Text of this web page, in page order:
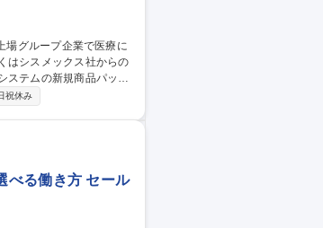
発言語はＣ#、RDBMS
祝休み
べる働き方 セール